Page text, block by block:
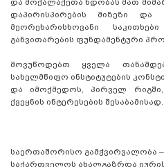
და მოქალაქეთა ნდობას მათ
დაპირისპირების მიზეზი და
მეორეხარისხოვანი
განვითარების ფუნდამენტური
მოვუწოდებთ ყველა
სახელმწიფო ინსტიტუტების
და იმოქმედოს, პირველ
ქვეყნის ინტერესების შესაბამისად.
საერთაშორისო გამჭვირვალობა
საქართველოს ახალგაზრდა